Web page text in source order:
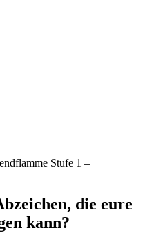
Stufe 1 –
die eure
kann?